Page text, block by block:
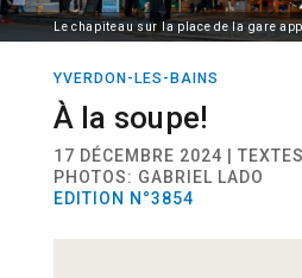
Le chapiteau sur la place de la gare
YVERDON-LES-BAINS
À la soupe!
17 DÉCEMBRE 2024 |
PHOTOS: GABRIEL LADO
EDITION N°3854